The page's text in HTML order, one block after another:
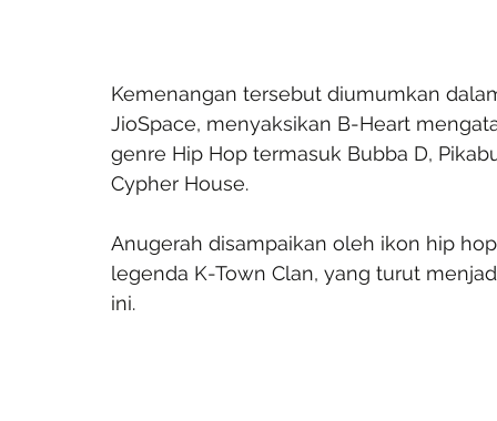
Kemenangan tersebut diumumkan
JioSpace, menyaksikan B-Heart
genre Hip Hop termasuk Bubba D,
Cypher House.
Anugerah disampaikan oleh ikon hip
legenda K-Town Clan, yang turut
ini.